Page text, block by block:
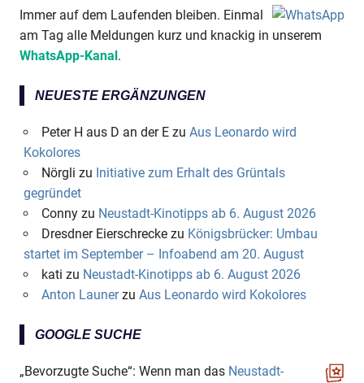
Immer auf dem Laufenden bleiben. Einmal
am Tag alle Meldungen kurz und knackig in unserem
WhatsApp-Kanal.
NEUESTE ERGÄNZUNGEN
Peter H aus D an der Ezu Aus Leonardo wird
Kokolores
Nörgli zu Initiative zum Erhalt des Grüntals
gegründet
Connyzu Neustadt-Kinotipps ab 6. August 2026
Dresdner Eierschreckezu Königsbrücker: Umbau
startet im September – Infoabend am 20. August
kati zu Neustadt-Kinotipps ab 6. August 2026
Anton Launerzu Aus Leonardo wird Kokolores
GOOGLE SUCHE
„Bevorzugte Suche“: Wenn man das Neustadt-